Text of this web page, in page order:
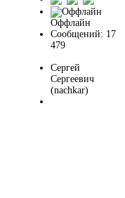
Оффлайн
Сообщений: 17
479
Сергей
Сергеевич
(nachkar)